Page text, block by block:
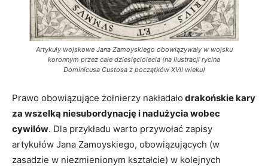
Artykuły wojskowe Jana Zamoyskiego obowiązywały w wojsku
koronnym przez całe dziesięciolecia (na ilustracji rycina
Dominicusa Custosa z początków XVII wieku)
Prawo obowiązujące żołnierzy nakładało drakońskie kary
za wszelką niesubordynację i nadużycia wobec
cywilów. Dla przykładu warto przywołać zapisy
artykułów Jana Zamoyskiego, obowiązujących (w
zasadzie w niezmienionym kształcie) w kolejnych